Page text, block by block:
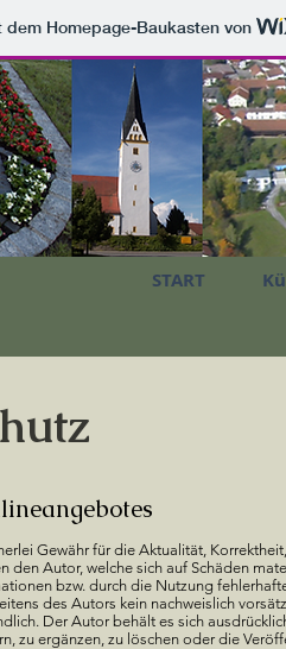
Homepage-Baukasten von
START
Gewähr für die Aktualität,
den Autor, welche sich auf Schäden
bzw. durch die Nutzung
des Autors kein nachweislich
Der Autor behält es sich
zu ergänzen, zu löschen oder die